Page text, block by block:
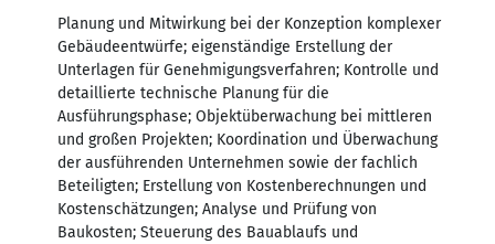
Planung und Mitwirkung bei der Konzeption komplexer
Gebäudeentwürfe; eigenständige Erstellung der
Unterlagen für Genehmigungsverfahren; Kontrolle und
detaillierte technische Planung für die
Ausführungsphase; Objektüberwachung bei mittleren
und großen Projekten; Koordination und Überwachung
der ausführenden Unternehmen sowie der fachlich
Beteiligten; Erstellung von Kostenberechnungen und
Kostenschätzungen; Analyse und Prüfung von
Baukosten; Steuerung des Bauablaufs und